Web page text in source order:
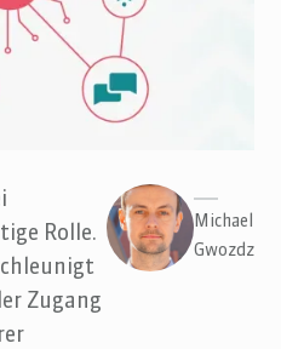
Rolle.
Zugang
Michael
Gwozdz